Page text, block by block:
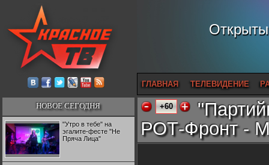
ГЛАВНАЯ ТЕЛЕВИДЕНИЕ
НОВОЕ СЕГОДНЯ
"Утро в тебе" на
эгалите-фесте "Не
Пряча Лица"
+60
РОТ-Фронт -